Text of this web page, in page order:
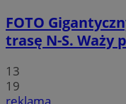
FOTO
trasę N-S. Waży
13
19